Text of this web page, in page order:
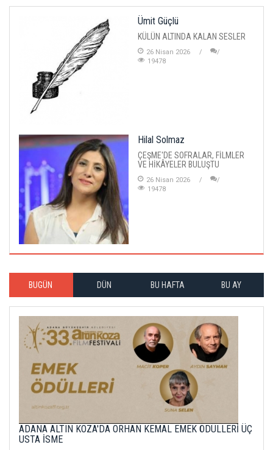
Ümit Güçlü
KÜLÜN ALTINDA KALAN SESLER
26 Nisan 2026
19478
Hilal Solmaz
ÇEŞME'DE SOFRALAR, FİLMLER
VE HİKÂYELER BULUŞTU
26 Nisan 2026
19478
BUGÜN DÜN BU HAFTA BU AY
ADANA ALTIN KOZA'DA ORHAN KEMAL EMEK ÖDÜLLERİ ÜÇ
USTA İSME